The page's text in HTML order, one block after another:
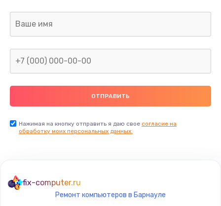
Заказать
Замена разъёмов (HDMI, DVI, Дисплей порта)
390 руб.
Заказать
Замена SSD
Нажимая на кнопку отправить я даю свое согласие на
обработку моих персональных данных.
fix-computer.ru
Ремонт компьютеров в Барнауле